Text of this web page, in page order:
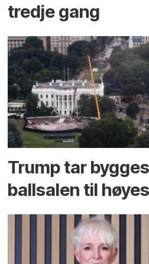
tredje gang
Trump tar
ballsalen til